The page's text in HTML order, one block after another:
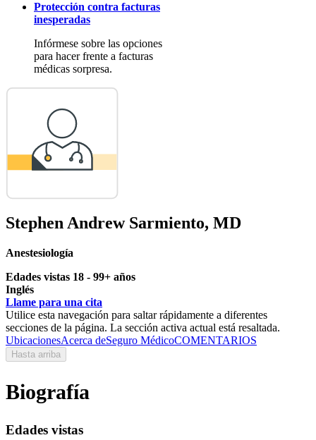
Protección contra facturas
inesperadas
Infórmese sobre las opciones
para hacer frente a facturas
médicas sorpresa.
Stephen Andrew Sarmiento, MD
Anestesiología
Edades vistas 18 - 99+ años
Inglés
Llame para una cita
Utilice esta navegación para saltar rápidamente a diferentes
secciones de la página. La sección activa actual está resaltada.
UbicacionesAcerca deSeguro MédicoCOMENTARIOS
Hasta arriba
Biografía
Edades vistas